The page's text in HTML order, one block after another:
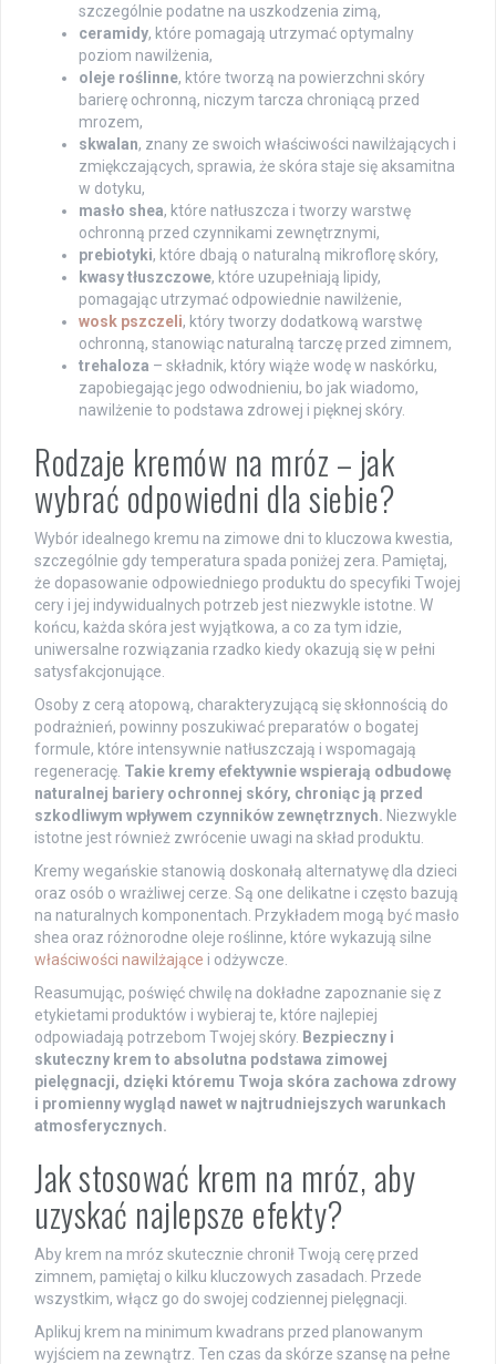
szczególnie podatne na uszkodzenia zimą,
ceramidy, które pomagają utrzymać optymalny
poziom nawilżenia,
oleje roślinne, które tworzą na powierzchni skóry
barierę ochronną, niczym tarcza chroniącą przed
mrozem,
skwalan, znany ze swoich właściwości nawilżających i
zmiękczających, sprawia, że skóra staje się aksamitna
w dotyku,
masło shea, które natłuszcza i tworzy warstwę
ochronną przed czynnikami zewnętrznymi,
prebiotyki, które dbają o naturalną mikroflorę skóry,
kwasy tłuszczowe, które uzupełniają lipidy,
pomagając utrzymać odpowiednie nawilżenie,
wosk pszczeli, który tworzy dodatkową warstwę
ochronną, stanowiąc naturalną tarczę przed zimnem,
trehaloza – składnik, który wiąże wodę w naskórku,
zapobiegając jego odwodnieniu, bo jak wiadomo,
nawilżenie to podstawa zdrowej i pięknej skóry.
Rodzaje kremów na mróz – jak
wybrać odpowiedni dla siebie?
Wybór idealnego kremu na zimowe dni to kluczowa kwestia,
szczególnie gdy temperatura spada poniżej zera. Pamiętaj,
że dopasowanie odpowiedniego produktu do specyfiki Twojej
cery i jej indywidualnych potrzeb jest niezwykle istotne. W
końcu, każda skóra jest wyjątkowa, a co za tym idzie,
uniwersalne rozwiązania rzadko kiedy okazują się w pełni
satysfakcjonujące.
Osoby z cerą atopową, charakteryzującą się skłonnością do
podrażnień, powinny poszukiwać preparatów o bogatej
formule, które intensywnie natłuszczają i wspomagają
regenerację. Takie kremy efektywnie wspierają odbudowę
naturalnej bariery ochronnej skóry, chroniąc ją przed
szkodliwym wpływem czynników zewnętrznych. Niezwykle
istotne jest również zwrócenie uwagi na skład produktu.
Kremy wegańskie stanowią doskonałą alternatywę dla dzieci
oraz osób o wrażliwej cerze. Są one delikatne i często bazują
na naturalnych komponentach. Przykładem mogą być masło
shea oraz różnorodne oleje roślinne, które wykazują silne
właściwości nawilżające i odżywcze.
Reasumując, poświęć chwilę na dokładne zapoznanie się z
etykietami produktów i wybieraj te, które najlepiej
odpowiadają potrzebom Twojej skóry. Bezpieczny i
skuteczny krem to absolutna podstawa zimowej
pielęgnacji, dzięki któremu Twoja skóra zachowa zdrowy
i promienny wygląd nawet w najtrudniejszych warunkach
atmosferycznych.
Jak stosować krem na mróz, aby
uzyskać najlepsze efekty?
Aby krem na mróz skutecznie chronił Twoją cerę przed
zimnem, pamiętaj o kilku kluczowych zasadach. Przede
wszystkim, włącz go do swojej codziennej pielęgnacji.
Aplikuj krem na minimum kwadrans przed planowanym
wyjściem na zewnątrz. Ten czas da skórze szansę na pełne